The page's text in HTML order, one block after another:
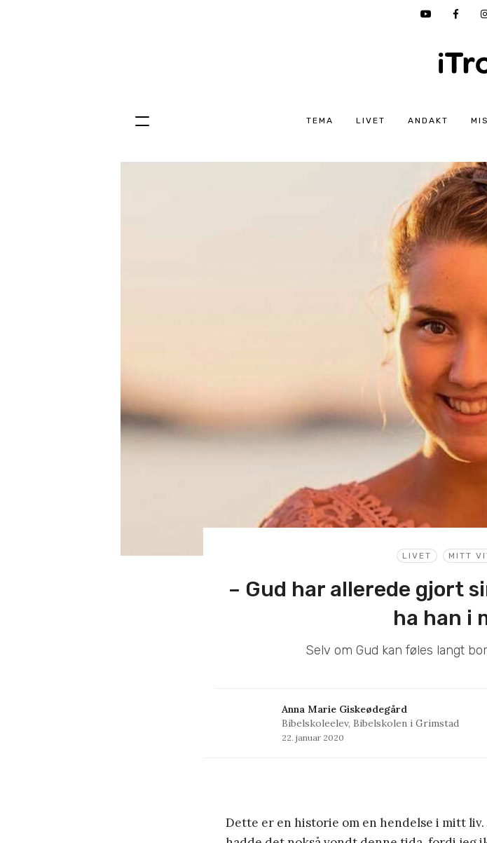
TEMA LIVET ANDAKT
Hopp
LIVET MITT
– Gud har allerede gjort
ha han i
Selv om Gud kan føles langt
Anna Marie Giskeødegård
Bibelskoleelev, Bibelskolen i Grimstad
22. januar 2020
Dette er en historie om en hendelse i mitt liv.